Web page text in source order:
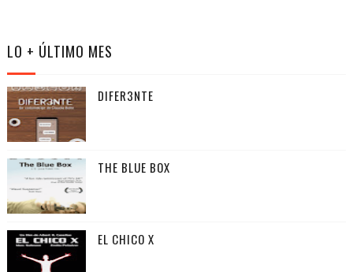
LO + ÚLTIMO MES
DIFER3NTE
THE BLUE BOX
EL CHICO X